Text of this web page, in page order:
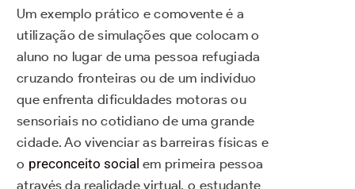
Um exemplo prático e comovente é a
utilização de simulações que colocam o
aluno no lugar de uma pessoa refugiada
cruzando fronteiras ou de um indivíduo
que enfrenta dificuldades motoras ou
sensoriais no cotidiano de uma grande
cidade. Ao vivenciar as barreiras físicas e
o preconceito social em primeira pessoa
através da realidade virtual, o estudante